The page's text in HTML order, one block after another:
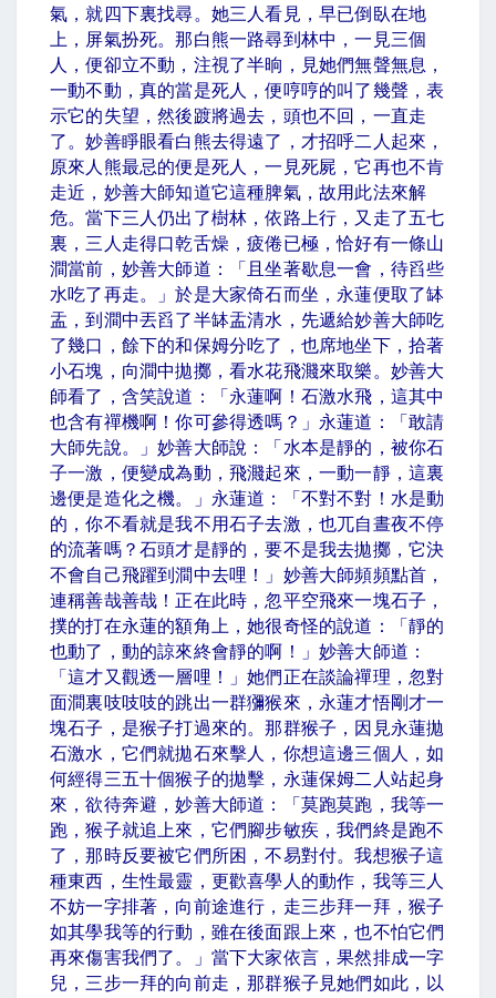
氣，就四下裏找尋。她三人看見，早已倒臥在地
上，屏氣扮死。那白熊一路尋到林中，一見三個
人，便卻立不動，注視了半晌，見她們無聲無息，
一動不動，真的當是死人，便哼哼的叫了幾聲，表
示它的失望，然後踱將過去，頭也不回，一直走
了。妙善睜眼看白熊去得遠了，才招呼二人起來，
原來人熊最忌的便是死人，一見死屍，它再也不肯
走近，妙善大師知道它這種脾氣，故用此法來解
危。當下三人仍出了樹林，依路上行，又走了五七
裏，三人走得口乾舌燥，疲倦已極，恰好有一條山
澗當前，妙善大師道：「且坐著歇息一會，待舀些
水吃了再走。」於是大家倚石而坐，永蓮便取了缽
盂，到澗中丟舀了半缽盂清水，先遞給妙善大師吃
了幾口，餘下的和保姆分吃了，也席地坐下，拾著
小石塊，向澗中拋擲，看水花飛濺來取樂。妙善大
師看了，含笑說道：「永蓮啊！石激水飛，這其中
也含有禪機啊！你可參得透嗎？」永蓮道：「敢請
大師先說。」妙善大師說：「水本是靜的，被你石
子一激，便變成為動，飛濺起來，一動一靜，這裏
邊便是造化之機。」永蓮道：「不對不對！水是動
的，你不看就是我不用石子去激，也兀自晝夜不停
的流著嗎？石頭才是靜的，要不是我去拋擲，它決
不會自己飛躍到澗中去哩！」妙善大師頻頻點首，
連稱善哉善哉！正在此時，忽平空飛來一塊石子，
撲的打在永蓮的額角上，她很奇怪的說道：「靜的
也動了，動的諒來終會靜的啊！」妙善大師道：
「這才又觀透一層哩！」她們正在談論禪理，忽對
面澗裏吱吱吱的跳出一群獼猴來，永蓮才悟剛才一
塊石子，是猴子打過來的。那群猴子，因見永蓮拋
石激水，它們就拋石來擊人，你想這邊三個人，如
何經得三五十個猴子的拋擊，永蓮保姆二人站起身
來，欲待奔避，妙善大師道：「莫跑莫跑，我等一
跑，猴子就追上來，它們腳步敏疾，我們終是跑不
了，那時反要被它們所困，不易對付。我想猴子這
種東西，生性最靈，更歡喜學人的動作，我等三人
不妨一字排著，向前途進行，走三步拜一拜，猴子
如其學我等的行動，雖在後面跟上來，也不怕它們
再來傷害我們了。」當下大家依言，果然排成一字
兒，三步一拜的向前走，那群猴子見她們如此，以